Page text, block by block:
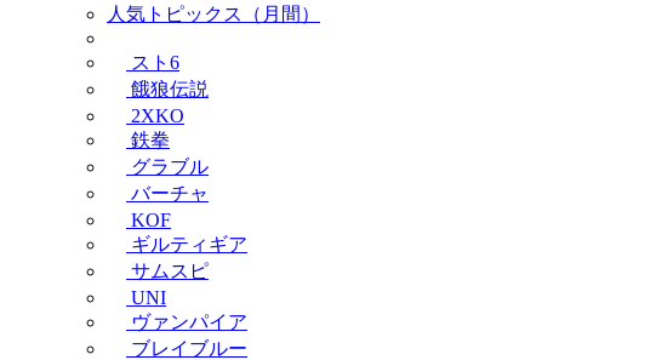
人気トピックス（月間）
スト6
餓狼伝説
2XKO
鉄拳
グラブル
バーチャ
KOF
ギルティギア
サムスピ
UNI
ヴァンパイア
ブレイブルー